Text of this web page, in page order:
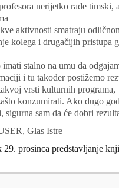
nerijetko rade timski,
aktivnosti smatraju
kolega i drugačijih pristupa
stalno na umu da
i tu takoder postižemo
vrsti kulturnih programa,
konzumirati. Ako dugo
sigurna sam da će dobri
Glas Istre
29. prosinca predstavljanje